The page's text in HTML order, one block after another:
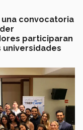
una convocatoria
participaran